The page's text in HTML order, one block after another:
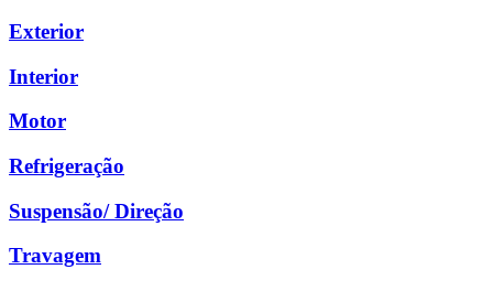
Exterior
Interior
Motor
Refrigeração
Suspensão/ Direção
Travagem